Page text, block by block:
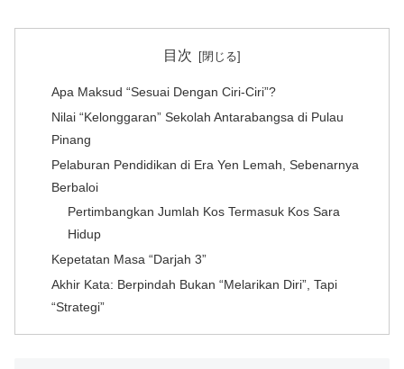
目次
Apa Maksud “Sesuai Dengan Ciri-Ciri”?
Nilai “Kelonggaran” Sekolah Antarabangsa di Pulau
Pinang
Pelaburan Pendidikan di Era Yen Lemah, Sebenarnya
Berbaloi
Pertimbangkan Jumlah Kos Termasuk Kos Sara
Hidup
Kepetatan Masa “Darjah 3”
Akhir Kata: Berpindah Bukan “Melarikan Diri”, Tapi
“Strategi”